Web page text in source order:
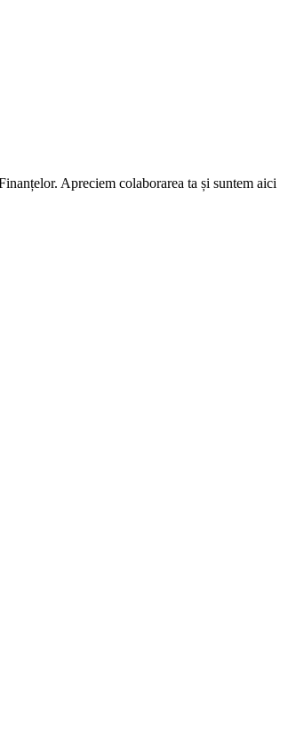
Apreciem colaborarea ta și suntem aici